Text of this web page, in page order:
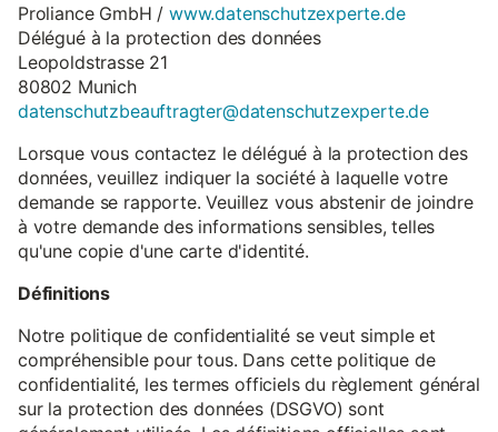
Proliance GmbH /www.datenschutzexperte.de
Délégué à la protection des données
Leopoldstrasse 21
80802 Munich
datenschutzbeauftragter@datenschutzexperte.de
Lorsque vous contactez le délégué à la protection des
données, veuillez indiquer la société à laquelle votre
demande se rapporte. Veuillez vous abstenir de joindre
à votre demande des informations sensibles, telles
qu'une copie d'une carte d'identité.
Définitions
Notre politique de confidentialité se veut simple et
compréhensible pour tous. Dans cette politique de
confidentialité, les termes officiels du règlement général
sur la protection des données (DSGVO) sont